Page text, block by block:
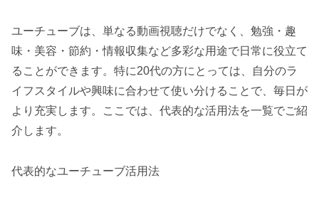
ユーチューブは、単なる動画視聴だけでなく、勉強・趣
味・美容・節約・情報収集など多彩な用途で日常に役立て
ることができます。特に20代の方にとっては、自分のラ
イフスタイルや興味に合わせて使い分けることで、毎日が
より充実します。ここでは、代表的な活用法を一覧でご紹
介します。
代表的なユーチューブ活用法